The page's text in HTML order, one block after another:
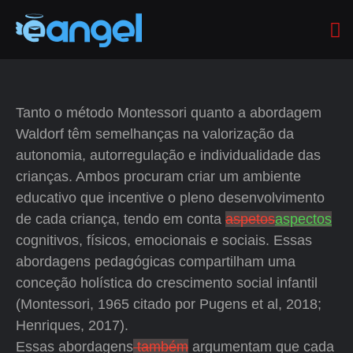
Tanto o método Montessori quanto a abordagem
Waldorf têm semelhanças na valorização da
autonomia, autorregulação e individualidade das
crianças. Ambos procuram criar um ambiente
educativo que incentive o pleno desenvolvimento
de cada criança, tendo em conta aspetosaspectos
cognitivos, físicos, emocionais e sociais. Essas
abordagens pedagógicas compartilham uma
conceção holística do crescimento social infantil
(Montessori, 1965 citado por Pugens et al, 2018;
Henriques, 2017).
Essas abordagenstambém argumentam que cada